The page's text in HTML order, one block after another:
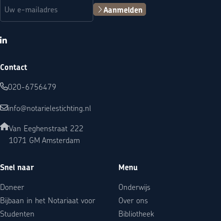
Aanmelden
LinkedIn
Contact
020-6756479
info@notarielestichting.nl
Van Eeghenstraat 222
1071 GM Amsterdam
Snel naar
Doneer
Bijbaan in het Notariaat voor
Studenten
Menu
Onderwijs
Over ons
Bibliotheek